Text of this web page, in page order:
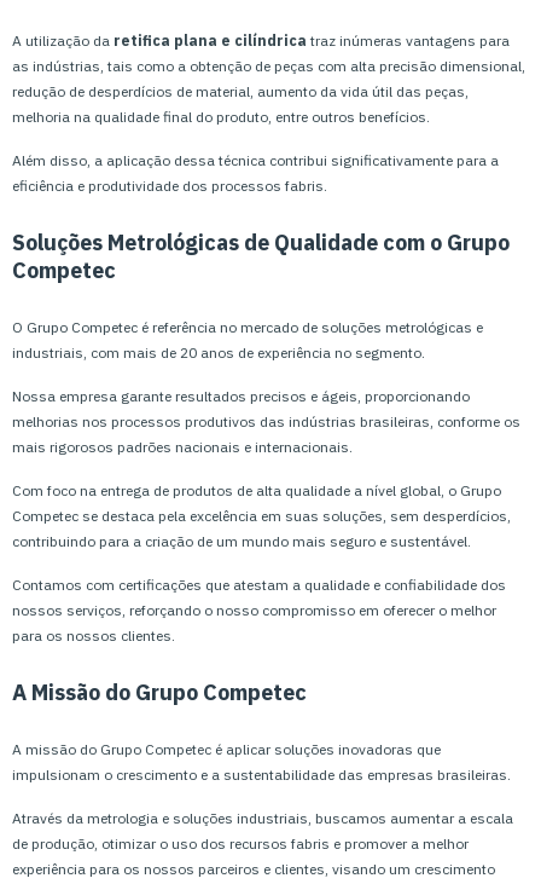
A utilização da retifica plana e cilíndrica traz inúmeras vantagens para
as indústrias, tais como a obtenção de peças com alta precisão dimensional,
redução de desperdícios de material, aumento da vida útil das peças,
melhoria na qualidade final do produto, entre outros benefícios.
Além disso, a aplicação dessa técnica contribui significativamente para a
eficiência e produtividade dos processos fabris.
Soluções Metrológicas de Qualidade com o Grupo
Competec
O Grupo Competec é referência no mercado de soluções metrológicas e
industriais, com mais de 20 anos de experiência no segmento.
Nossa empresa garante resultados precisos e ágeis, proporcionando
melhorias nos processos produtivos das indústrias brasileiras, conforme os
mais rigorosos padrões nacionais e internacionais.
Com foco na entrega de produtos de alta qualidade a nível global, o Grupo
Competec se destaca pela excelência em suas soluções, sem desperdícios,
contribuindo para a criação de um mundo mais seguro e sustentável.
Contamos com certificações que atestam a qualidade e confiabilidade dos
nossos serviços, reforçando o nosso compromisso em oferecer o melhor
para os nossos clientes.
A Missão do Grupo Competec
A missão do Grupo Competec é aplicar soluções inovadoras que
impulsionam o crescimento e a sustentabilidade das empresas brasileiras.
Através da metrologia e soluções industriais, buscamos aumentar a escala
de produção, otimizar o uso dos recursos fabris e promover a melhor
experiência para os nossos parceiros e clientes, visando um crescimento